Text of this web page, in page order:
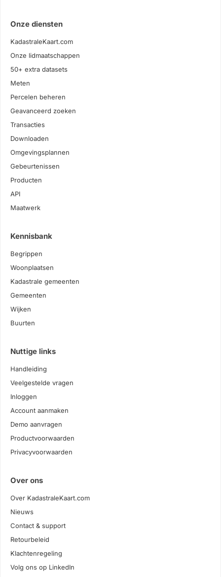
Onze diensten
KadastraleKaart.com
Onze lidmaatschappen
50+ extra datasets
Meten
Percelen beheren
Geavanceerd zoeken
Transacties
Downloaden
Omgevingsplannen
Gebeurtenissen
Producten
API
Maatwerk
Kennisbank
Begrippen
Woonplaatsen
Kadastrale gemeenten
Gemeenten
Wijken
Buurten
Nuttige links
Handleiding
Veelgestelde vragen
Inloggen
Account aanmaken
Demo aanvragen
Productvoorwaarden
Privacyvoorwaarden
Over ons
Over KadastraleKaart.com
Nieuws
Contact & support
Retourbeleid
Klachtenregeling
Volg ons op LinkedIn